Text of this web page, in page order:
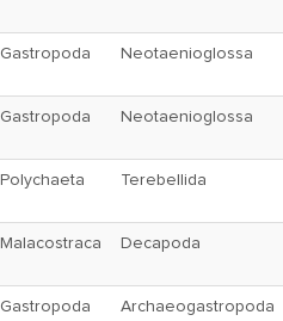
Gastropoda Neotaenioglossa
Gastropoda Neotaenioglossa
Polychaeta Terebellida
Malacostraca Decapoda
Gastropoda Archaeogastropoda